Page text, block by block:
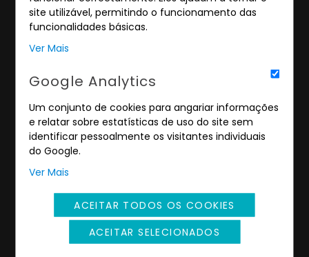
site utilizável, permitindo o funcionamento das
funcionalidades básicas.
Ver Mais
Google Analytics
Um conjunto de cookies para angariar informações
e relatar sobre estatísticas de uso do site sem
identificar pessoalmente os visitantes individuais
do Google.
Ver Mais
ACEITAR TODOS OS COOKIES
ACEITAR SELECIONADOS
1170-015 Lisboa
Escritório e Armazém
Rua Casal dos Netos, Lt. 15
A leiloeira C. Paraíso